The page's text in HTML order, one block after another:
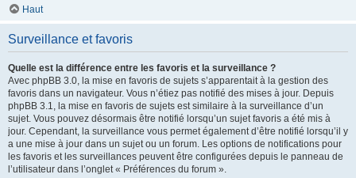
Haut
Surveillance et favoris
Quelle est la différence entre les favoris et la surveillance ?
Avec phpBB 3.0, la mise en favoris de sujets s’apparentait à la gestion des
favoris dans un navigateur. Vous n’étiez pas notifié des mises à jour. Depuis
phpBB 3.1, la mise en favoris de sujets est similaire à la surveillance d’un
sujet. Vous pouvez désormais être notifié lorsqu’un sujet favoris a été mis à
jour. Cependant, la surveillance vous permet également d’être notifié lorsqu’il y
a une mise à jour dans un sujet ou un forum. Les options de notifications pour
les favoris et les surveillances peuvent être configurées depuis le panneau de
l’utilisateur dans l’onglet « Préférences du forum ».